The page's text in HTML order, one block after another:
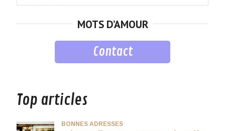
MOTS D’AMOUR
Contact
Top articles